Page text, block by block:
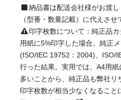
納品書は配送会社様がお渡
（型番・数量記載）に代えさせ
印字枚数について：純正品
用紙に5%印字した場合。純正
(ISO/IEC 19752：2004)、ISO/
行った結果。実用では、A4用
多いことから、純正品も弊社リ
印字枚数が相当少なくなること